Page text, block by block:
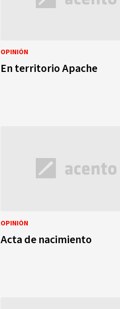
OPINIÓN
En territorio Apache
OPINIÓN
Acta de nacimiento